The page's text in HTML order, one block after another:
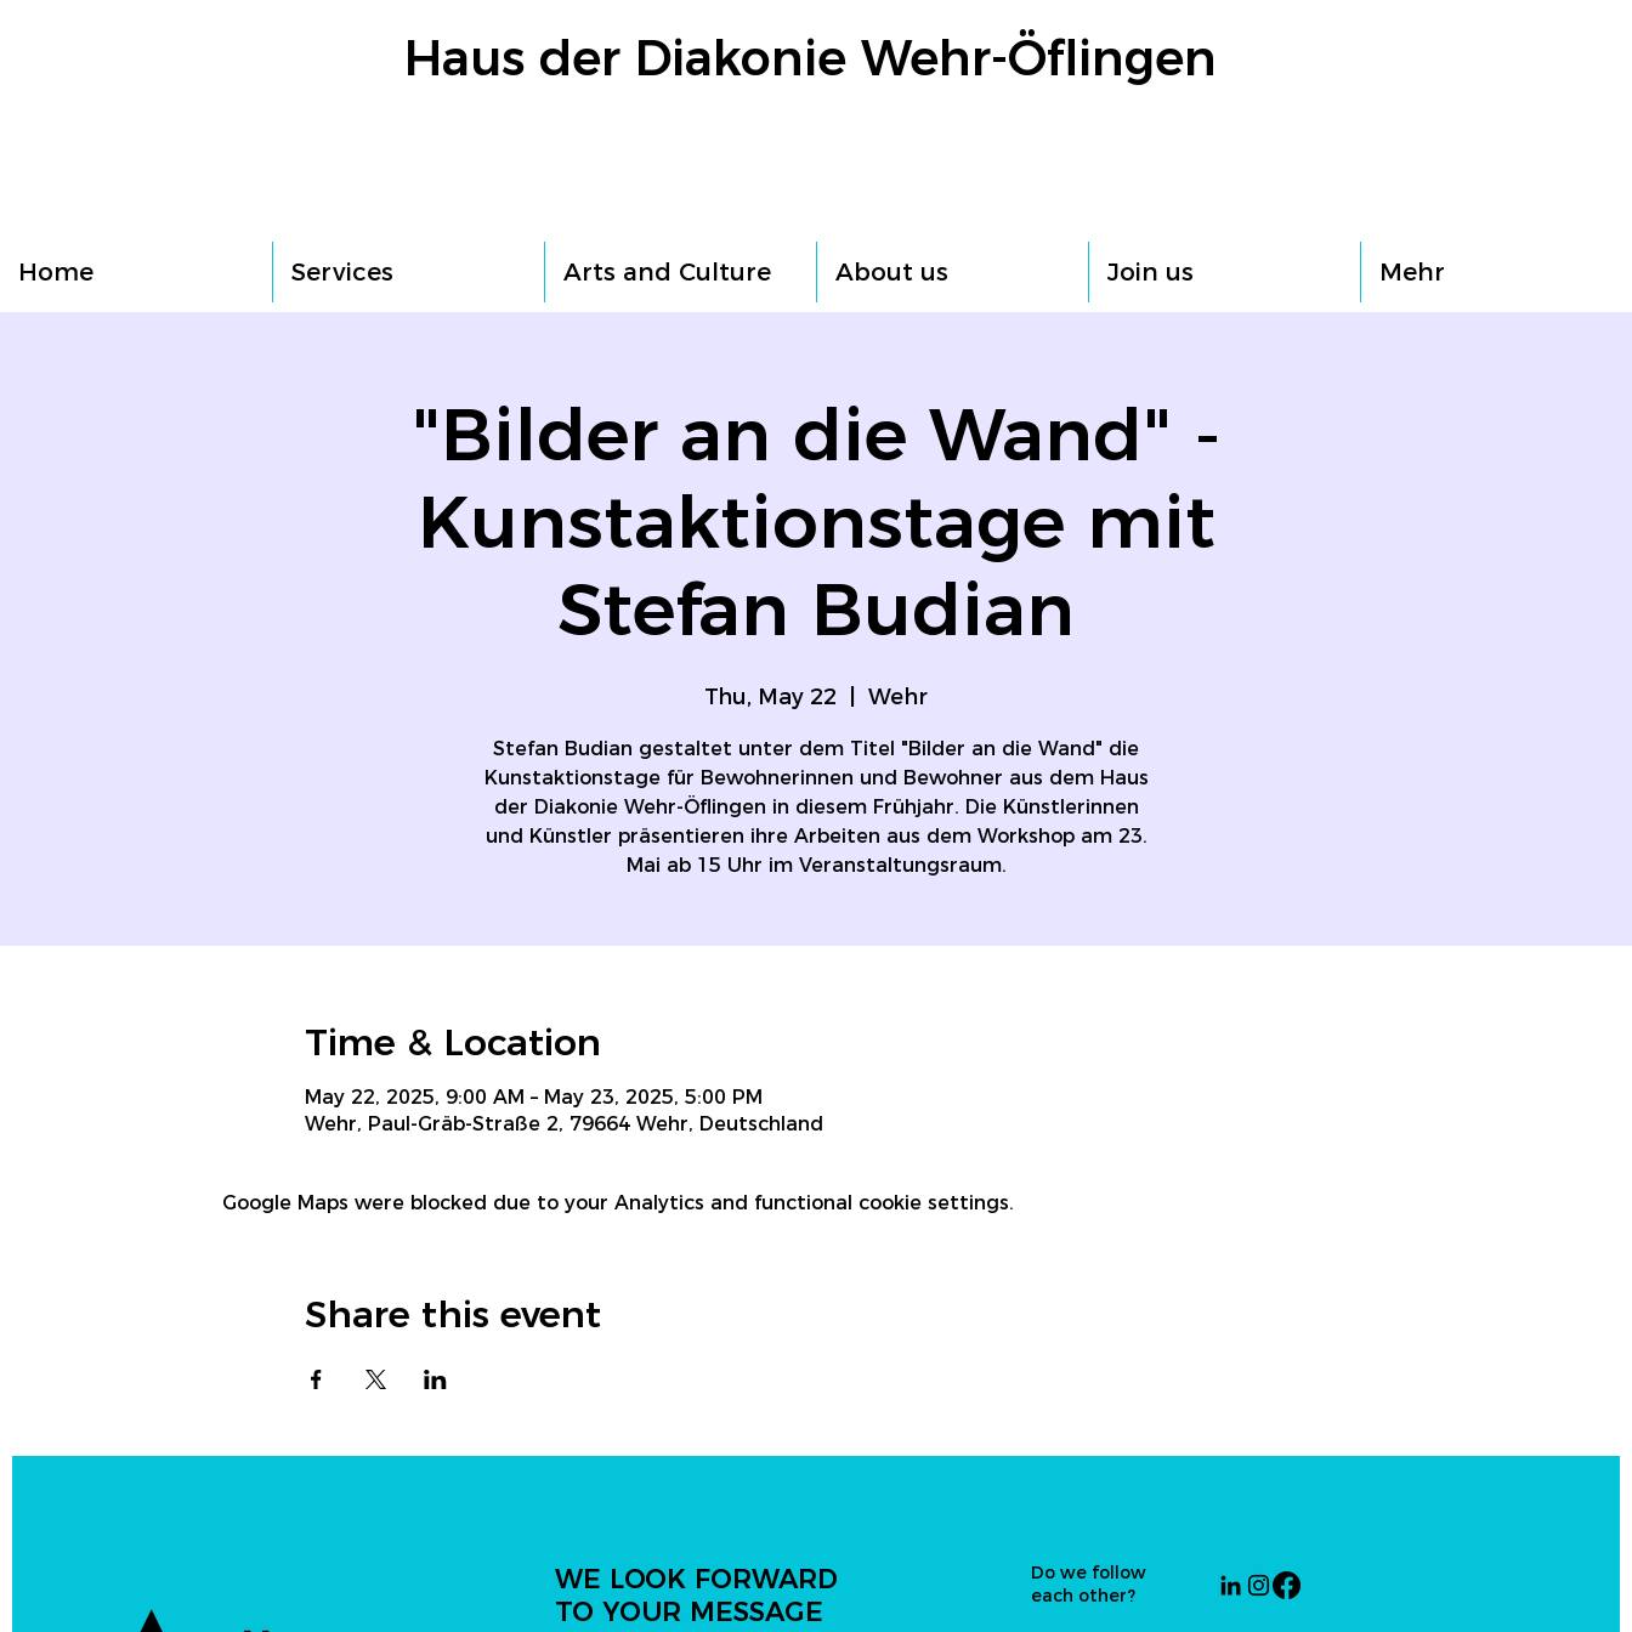
Haus der Diakonie Wehr-Öflingen
Home Services Arts and Culture About us Join us Mehr
"Bilder an die Wand" -
Kunstaktionstage mit
Stefan Budian
Thu, May 22 Wehr
Stefan Budian gestaltet unter dem Titel "Bilder an die Wand" die
Kunstaktionstage für Bewohnerinnen und Bewohner aus dem Haus
der Diakonie Wehr-Öflingen in diesem Frühjahr. Die Künstlerinnen
und Künstler präsentieren ihre Arbeiten aus dem Workshop am 23.
Mai ab 15 Uhr im Veranstaltungsraum.
Time & Location
May 22, 2025, 9:00 AM – May 23, 2025, 5:00 PM
Wehr, Paul-Gräb-Straße 2, 79664 Wehr, Deutschland
Google Maps were blocked due to your Analytics and functional cookie settings.
Share this event
WE LOOK FORWARD
TO YOUR MESSAGE
Do we follow
each other?